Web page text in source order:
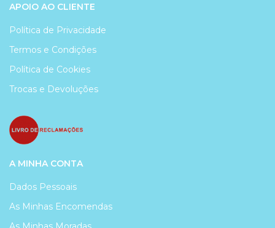
APOIO AO CLIENTE
Política de Privacidade
Termos e Condições
Política de Cookies
Trocas e Devoluções
A MINHA CONTA
Dados Pessoais
As Minhas Encomendas